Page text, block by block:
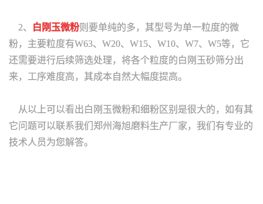
2、 白刚玉微粉则要单纯的多，其型号为单一粒度的微
粉，主要粒度有W63、W20、W15、W10、W7、W5等，它
还需要进行后续筛选处理，将各个粒度的白刚玉砂筛分出
来，工序难度高，其成本自然大幅度提高。
从以上可以看出白刚玉微粉和细粉区别是很大的，如有其
它问题可以联系我们郑州海旭磨料生产厂家，我们有专业的
技术人员为您解答。